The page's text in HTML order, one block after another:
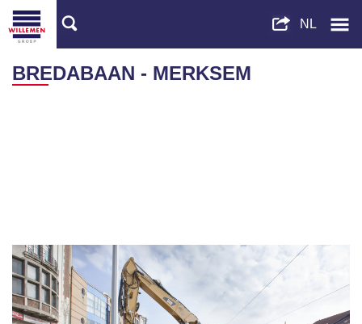
BREDABAAN - MERKSEM